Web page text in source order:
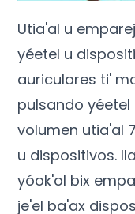
Utia'al u
yéetel u
auriculares ti'
pulsando
volumen utia'al
u dispositivos.
yóok'ol bix
je'el ba'ax